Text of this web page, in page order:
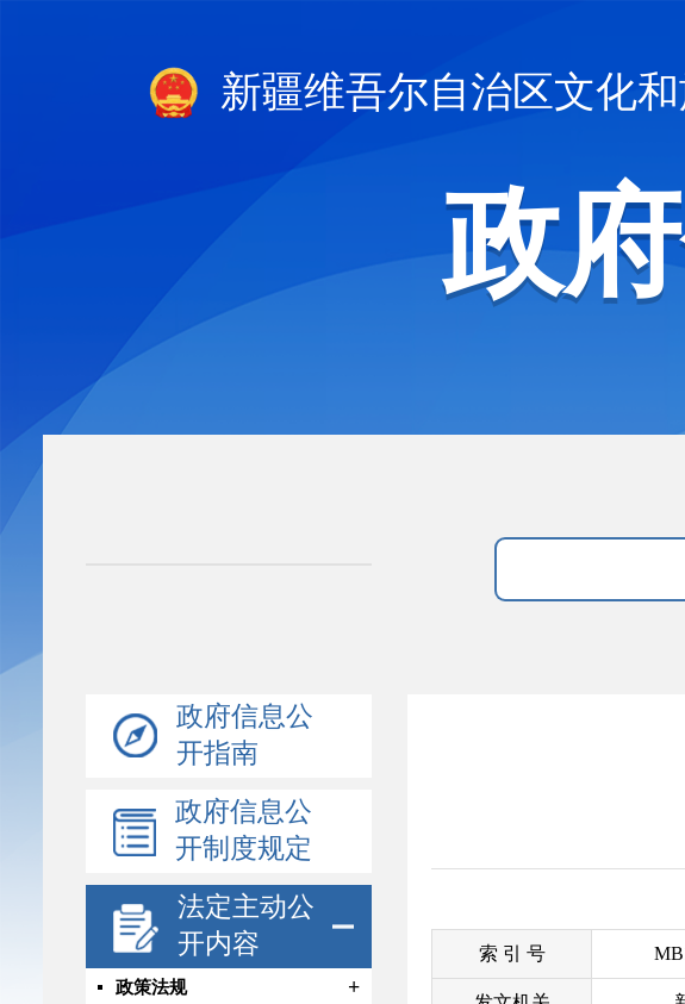
新疆维吾尔自治区文化
政
政府信息公
开指南
政府信息公
开制度规定
法定主动公
开内容
政策法规 +
索 引 号